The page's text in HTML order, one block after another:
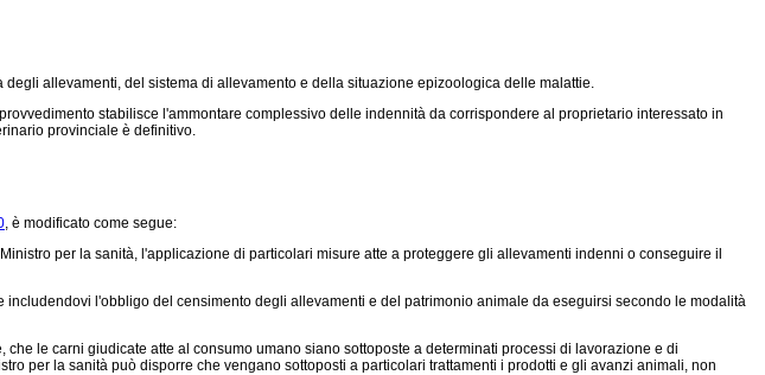
allevamenti, del sistema di allevamento e della situazione epizoologica delle malattie.
stabilisce l'ammontare complessivo delle indennità da corrispondere al proprietario interessato in
provinciale è definitivo.
, è modificato come segue:
per la sanità, l'applicazione di particolari misure atte a proteggere gli allevamenti indenni o conseguire il
l'obbligo del censimento degli allevamenti e del patrimonio animale da eseguirsi secondo le modalità
le carni giudicate atte al consumo umano siano sottoposte a determinati processi di lavorazione e di
per la sanità può disporre che vengano sottoposti a particolari trattamenti i prodotti e gli avanzi animali, non